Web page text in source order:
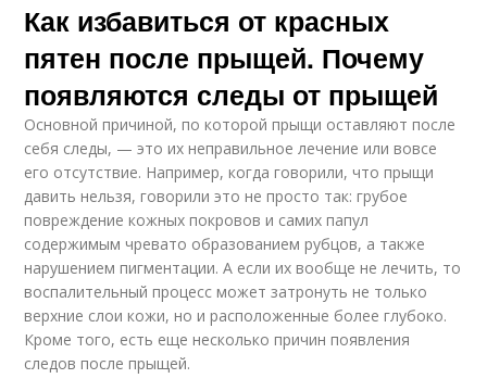
Как избавиться от красных
пятен после прыщей. Почему
появляются следы от прыщей
Основной причиной, по которой прыщи оставляют после
себя следы, — это их неправильное лечение или вовсе
его отсутствие. Например, когда говорили, что прыщи
давить нельзя, говорили это не просто так: грубое
повреждение кожных покровов и самих папул
содержимым чревато образованием рубцов, а также
нарушением пигментации. А если их вообще не лечить, то
воспалительный процесс может затронуть не только
верхние слои кожи, но и расположенные более глубоко.
Кроме того, есть еще несколько причин появления
следов после прыщей.